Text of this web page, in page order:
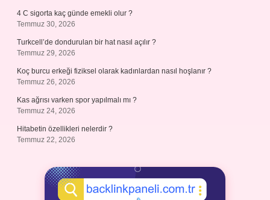
4 C sigorta kaç günde emekli olur ?
Temmuz 30, 2026
Turkcell’de dondurulan bir hat nasıl açılır ?
Temmuz 29, 2026
Koç burcu erkeği fiziksel olarak kadınlardan nasıl hoşlanır ?
Temmuz 26, 2026
Kas ağrısı varken spor yapılmalı mı ?
Temmuz 24, 2026
Hitabetin özellikleri nelerdir ?
Temmuz 22, 2026